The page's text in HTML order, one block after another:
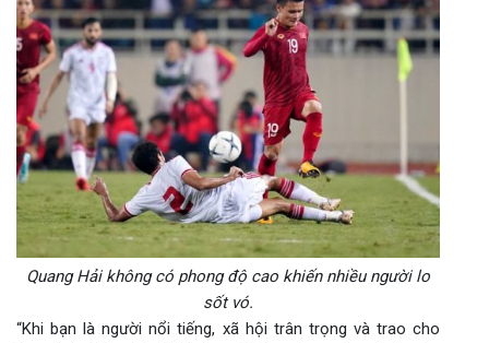
Quang Hải không có phong độ cao khiến nhiều người lo
sốt vó.
“Khi bạn là người nổi tiếng, xã hội trân trọng và trao cho